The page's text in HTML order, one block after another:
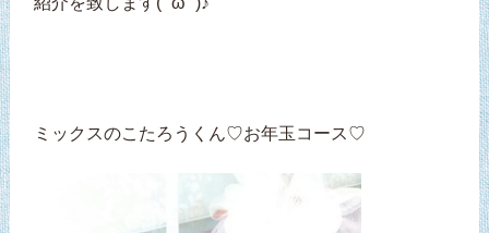
ミックスのこたろうくん♡お年玉コース♡